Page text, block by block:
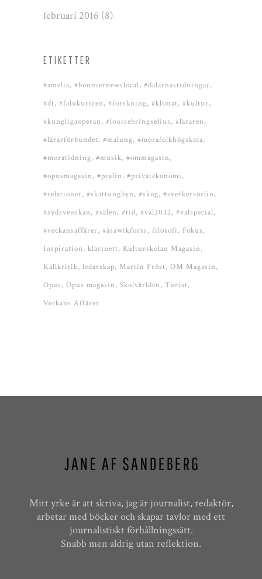
februari 2016 (8)
ETIKETTER
#amelia #bonniernewslocal #dalarnastidningar
#dt #falukuriren #forskning #klimat #kultur
#kungligaoperan #louisebringselius #läraren
#lärarförbundet #malung #morafolkhögskola
#moratidning #musik #ommagasin
#opusmagasin #pralin #privatekonomi
#relationer #skattungbyn #skog #sverkersörlin
#sydsvenskan #sälen #tid #val2022 #valspecial
#veckansaffärer #åsawikforss filosofi
Fokus
Inspiration klarinett Kulturskolan Magasin
Källkritik ledarskap Martin Fröst OM Magasin
Opus Opus magasin Skolvärlden Turist
Veckans Affärer
Mitt yrke är att skriva, jag är journalist, redaktör,
arbetar med böcker och skapar tavlor med ett
journalistiskt förhållningssätt.
Snabb men aldrig utan reflektion.